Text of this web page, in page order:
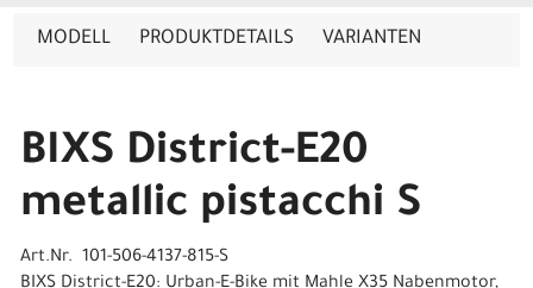
MODELL PRODUKTDETAILS VARIANTEN
BIXS District-E20
metallic pistacchi S
Art.Nr. 101-506-4137-815-S